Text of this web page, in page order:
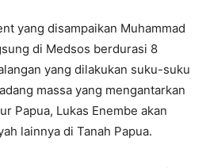
yang disampaikan Muhammad
di Medsos berdurasi 8
yang dilakukan suku-suku
massa yang mengantarkan
Papua, Lukas Enembe akan
lainnya di Tanah Papua.